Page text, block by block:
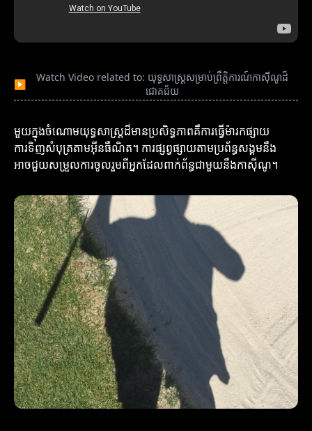
▶
Watch Video related to: យុទ្ធសាស្ត្រ​សម្រាប់​ព្រឹត្តិការណ៍កាស៊ីណូ​ដ៏
ជោគជ័យ
មួយក្នុងចំណោមយុទ្ធសាស្ត្រដ៏មានប្រសិទ្ធភាពគឺការធ្វើម៉ារកផ្សាយ
ការទិញសំបុត្រតាមអ៊ីនធឺណិត។ ការផ្សព្វផ្សាយតាមប្រព័ន្ធសង្គមនឹង
អាចជួយសម្រួលការចូលរួមពីអ្នកដែលពាក់ព័ន្ធជាមួយនឹងកាស៊ីណូ។